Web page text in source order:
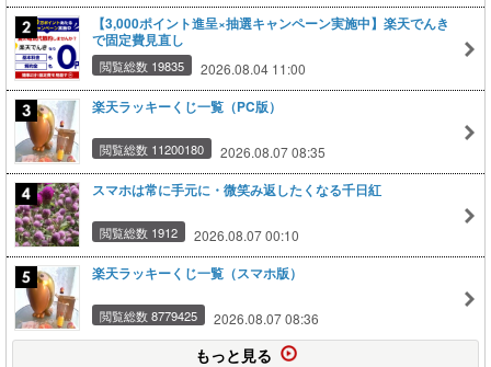
【3,000ポイント進呈×抽選キャンペーン実施中】楽天でんき
で固定費見直し
閲覧総数 19835 2026.08.04 11:00
楽天ラッキーくじ一覧（PC版）
閲覧総数 11200180 2026.08.07 08:35
スマホは常に手元に・微笑み返したくなる千日紅
閲覧総数 1912 2026.08.07 00:10
楽天ラッキーくじ一覧（スマホ版）
閲覧総数 8779425 2026.08.07 08:36
もっと見る